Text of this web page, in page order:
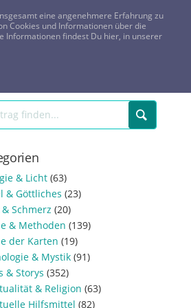
ANRUFEN: 0800-8478266
ANMELDEN REGISTRIEREN
& Licht (63)
& Göttliches (23)
Schmerz (20)
& Methoden (139)
der Karten (19)
& Mystik (91)
& Storys (352)
& Religion (63)
Hilfsmittel (82)
eine angenehmere Erfahrung zu
Cookies und Informationen über die
Informationen findest Du hier, in unserer